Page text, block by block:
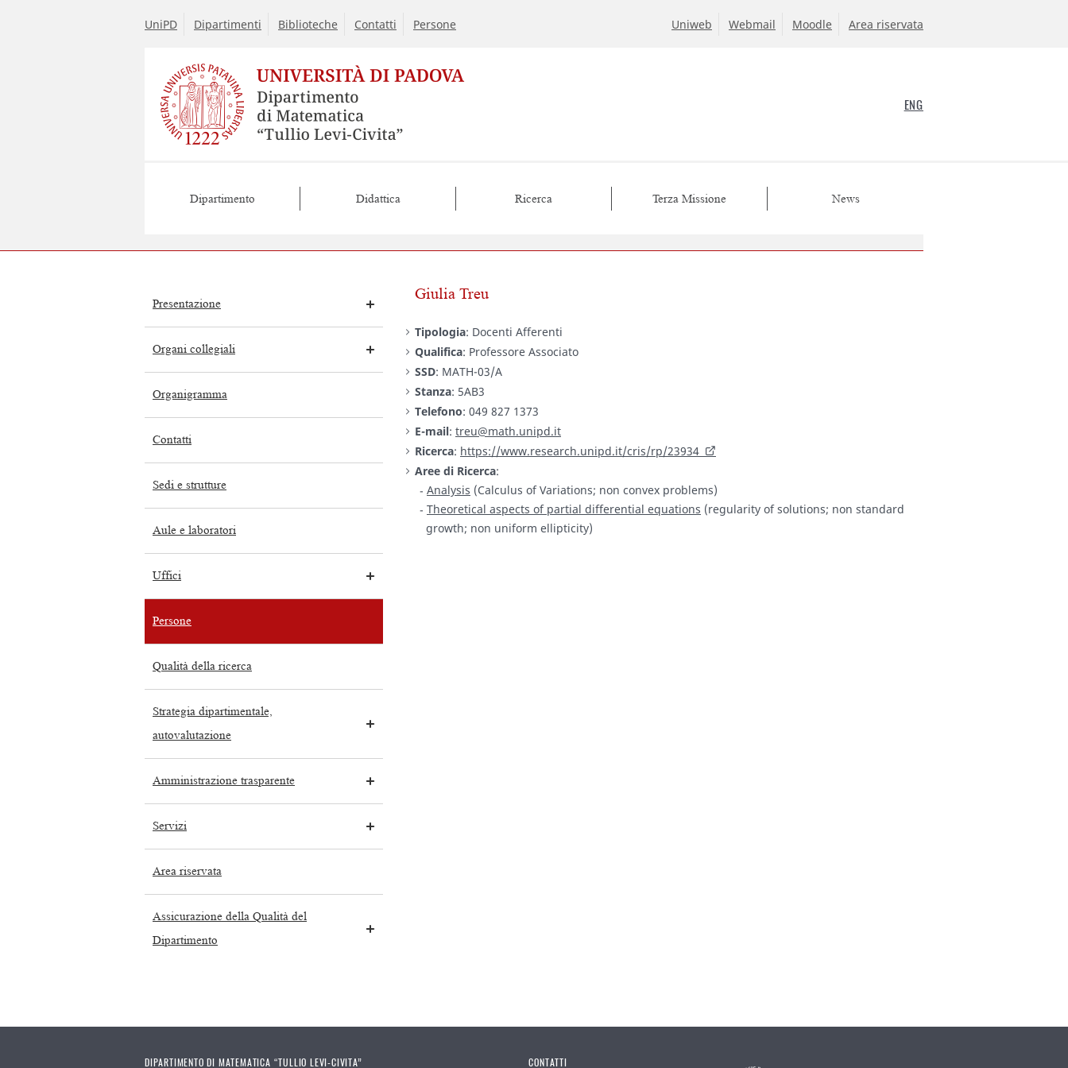
UniPD Dipartimenti Biblioteche Contatti Persone Uniweb Webmail Moodle Area riservata
ENG
Dipartimento Didattica Ricerca Terza Missione News
Presentazione
Organi collegiali
Organigramma
Contatti
Sedi e strutture
Aule e laboratori
Uffici
Persone
Qualità della ricerca
Strategia dipartimentale,
autovalutazione
Amministrazione trasparente
Servizi
Area riservata
Assicurazione della Qualità del
Dipartimento
Giulia Treu
Tipologia: Docenti Afferenti
Qualifica: Professore Associato
SSD: MATH-03/A
Stanza: 5AB3
Telefono: 049 827 1373
E-mail: treu@math.unipd.it
Ricerca: https://www.research.unipd.it/cris/rp/23934
Aree di Ricerca:
Analysis (Calculus of Variations; non convex problems)
Theoretical aspects of partial differential equations (regularity of solutions; non standard
growth; non uniform ellipticity)
DIPARTIMENTO DI MATEMATICA “TULLIO LEVI-CIVITA” CONTATTI